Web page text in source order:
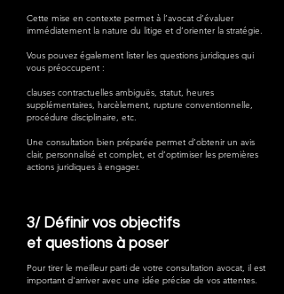
Cette mise en contexte permet à l’avocat d’évaluer
immédiatement la nature du litige et d’orienter la stratégie.
Vous pouvez également lister les questions juridiques qui
vous préoccupent :
clauses contractuelles ambiguës, statut, heures
supplémentaires, harcèlement, rupture conventionnelle,
procédure disciplinaire, etc.
Une consultation bien préparée permet d’obtenir un avis
clair, personnalisé et complet, et d’optimiser les premières
actions juridiques à engager.
3/ Définir vos objectifs
et questions à poser
Pour tirer le meilleur parti de votre consultation avocat, il est
important d'arriver avec une idée précise de vos attentes.